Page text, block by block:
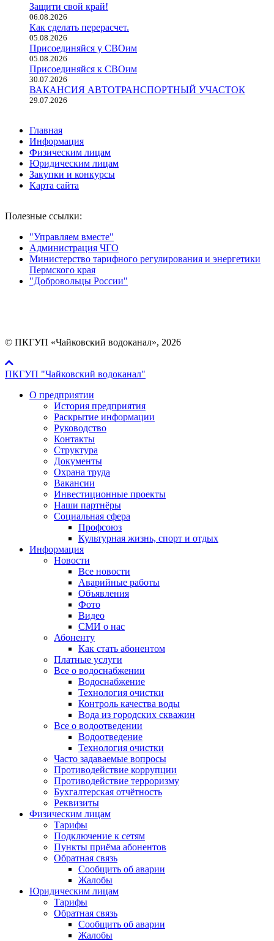
Защити свой край!
06.08.2026
Как сделать перерасчет.
05.08.2026
Присоединяйся у СВОим
05.08.2026
Присоединяйся к СВОим
30.07.2026
ВАКАНСИЯ АВТОТРАНСПОРТНЫЙ УЧАСТОК
29.07.2026
Главная
Информация
Физическим лицам
Юридическим лицам
Закупки и конкурсы
Карта сайта
Полезные ссылки:
"Управляем вместе"
Администрация ЧГО
Министерство тарифного регулирования и энергетики
Пермского края
"Добровольцы России"
© ПКГУП «Чайковский водоканал», 2026
ПКГУП "Чайковский водоканал"
О предприятии
История предприятия
Раскрытие информации
Руководство
Контакты
Структура
Документы
Охрана труда
Вакансии
Инвестиционные проекты
Наши партнёры
Социальная сфера
Профсоюз
Культурная жизнь, спорт и отдых
Информация
Новости
Все новости
Аварийные работы
Объявления
Фото
Видео
СМИ о нас
Абоненту
Как стать абонентом
Платные услуги
Все о водоснабжении
Водоснабжение
Технология очистки
Контроль качества воды
Вода из городских скважин
Все о водоотведении
Водоотведение
Технология очистки
Часто задаваемые вопросы
Противодействие коррупции
Противодействие терроризму
Бухгалтерская отчётность
Реквизиты
Физическим лицам
Тарифы
Подключение к сетям
Пункты приёма абонентов
Обратная связь
Сообщить об аварии
Жалобы
Юридическим лицам
Тарифы
Обратная связь
Сообщить об аварии
Жалобы